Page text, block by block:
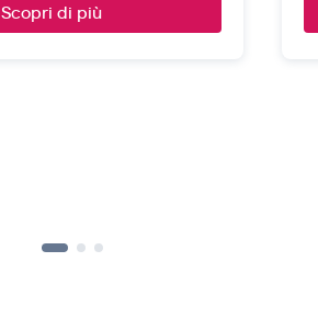
Scopri di più